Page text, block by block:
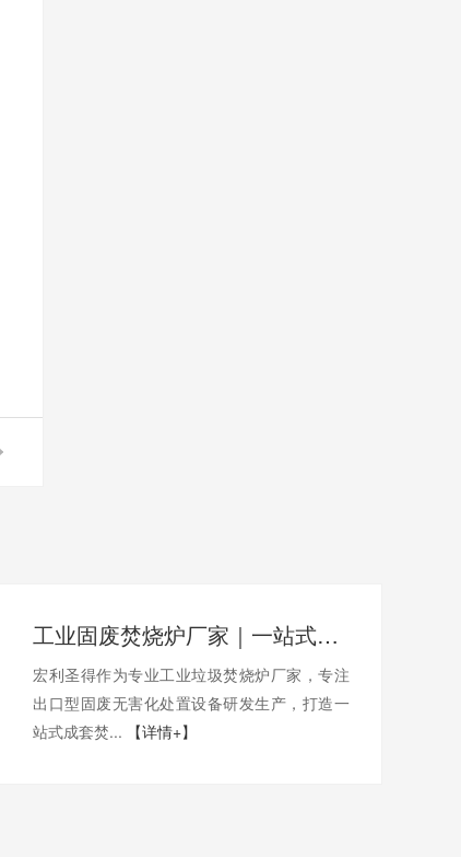
工业固废焚烧炉厂家｜一站式出口工业垃圾焚烧炉烟气检测环保达标
宏利圣得作为专业工业垃圾焚烧炉厂家，专注
出口型固废无害化处置设备研发生产，打造一
站式成套焚...
【详情+】